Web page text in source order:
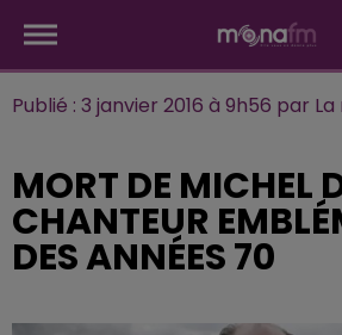
Publié : 3 janvier 2016 à 9h56 par
MORT DE MICHEL
CHANTEUR
DES ANNÉES 70